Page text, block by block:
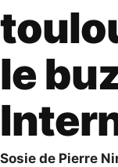
le
Sosie de Pierre